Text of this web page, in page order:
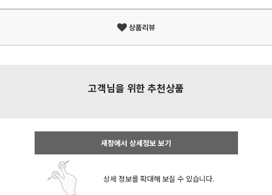
상품리뷰
고객님을 위한 추천상품
새창에서 상세정보 보기
상세 정보를 확대해 보실 수 있습니다.